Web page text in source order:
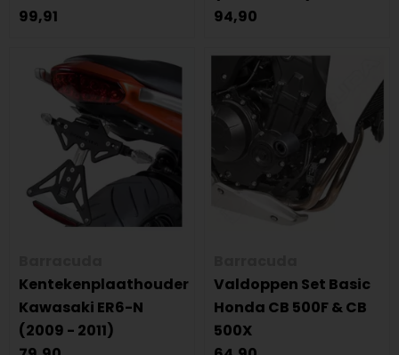
99,91
94,90
Kentekenplaathouder
Kawasaki ER6-N
(2009 - 2011)
Valdoppen Set Basic
Honda CB 500F & CB
500X